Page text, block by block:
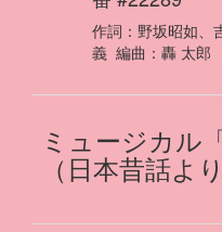
作詞： 野坂昭如、
義 編曲： 轟 太郎
ミュージカル
（日本昔話よ